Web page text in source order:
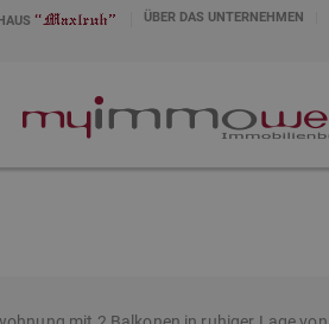
ÜBER DAS UNTERNEHMEN